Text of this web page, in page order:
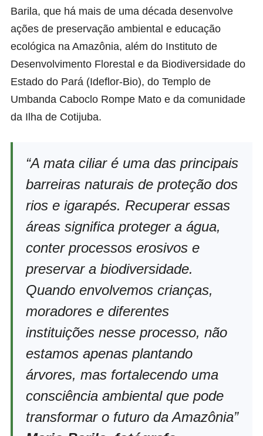
Barila, que há mais de uma década desenvolve
ações de preservação ambiental e educação
ecológica na Amazônia, além do Instituto de
Desenvolvimento Florestal e da Biodiversidade do
Estado do Pará (Ideflor-Bio), do Templo de
Umbanda Caboclo Rompe Mato e da comunidade
da Ilha de Cotijuba.
“A mata ciliar é uma das principais
barreiras naturais de proteção dos
rios e igarapés. Recuperar essas
áreas significa proteger a água,
conter processos erosivos e
preservar a biodiversidade.
Quando envolvemos crianças,
moradores e diferentes
instituições nesse processo, não
estamos apenas plantando
árvores, mas fortalecendo uma
consciência ambiental que pode
transformar o futuro da Amazônia”